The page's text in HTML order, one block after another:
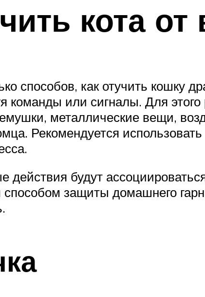
кота
способов, как отучить кошку
команды или сигналы. Для
металлические вещи,
Рекомендуется
будут
защиты домашнего